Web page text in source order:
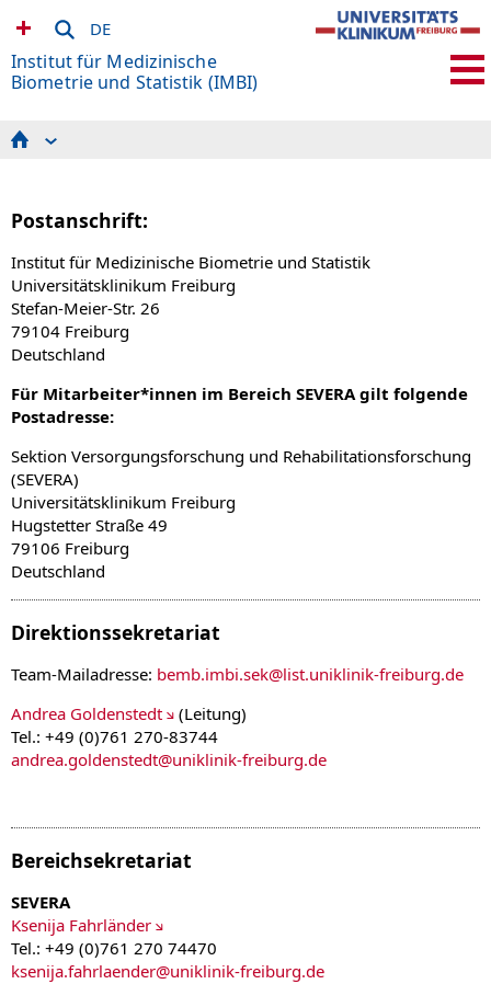
DE
Institut für Medizinische
Biometrie und Statistik (IMBI)
Dynamic Modeling in Medicine and Epidemiology
(DynaME)
Expert Knowledge and Data Interactions
Sektion Versorgungsforschung und
Rehabilitationsforschung (SEVERA)
Studien und Beratung
Admin & IT
SFB 1597 Small Data
Postanschrift:
Institut für Medizinische Biometrie und Statistik
Universitätsklinikum Freiburg
Stefan-Meier-Str. 26
79104 Freiburg
Deutschland
Für Mitarbeiter*innen im Bereich SEVERA gilt folgende
Postadresse:
Sektion Versorgungsforschung und Rehabilitationsforschung
(SEVERA)
Universitätsklinikum Freiburg
Hugstetter Straße 49
79106 Freiburg
Deutschland
Direktionssekretariat
Team-Mailadresse: bemb.imbi.sek@list.uniklinik-freiburg.de
Andrea Goldenstedt
(Leitung)
Tel.: +49 (0)761 270-83744
andrea.goldenstedt@uniklinik-freiburg.de
Bereichsekretariat
SEVERA
Ksenija Fahrländer
Tel.: +49 (0)761 270 74470
ksenija.fahrlaender@uniklinik-freiburg.de